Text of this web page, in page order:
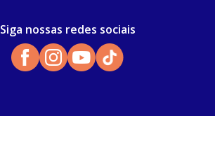
Siga nossas redes sociais